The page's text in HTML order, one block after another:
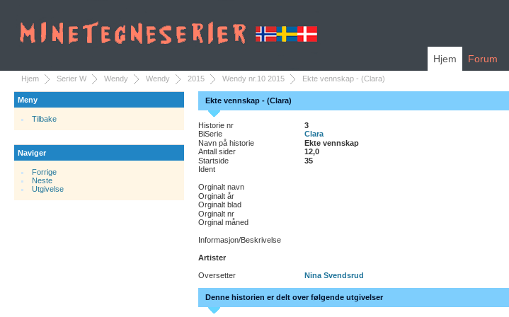
Hjem Forum
Hjem Serier W Wendy Wendy 2015 Wendy nr.10 2015 Ekte vennskap - (Clara)
Meny
Tilbake
Naviger
Forrige
Neste
Utgivelse
Ekte vennskap - (Clara)
Historie nr
3
BiSerie
Clara
Navn på historie
Ekte vennskap
Antall sider
12,0
Startside
35
Ident
Orginalt navn
Orginalt år
Orginalt blad
Orginalt nr
Orginal måned
Informasjon/Beskrivelse
Artister
Oversetter Nina Svendsrud
Denne historien er delt over følgende utgivelser